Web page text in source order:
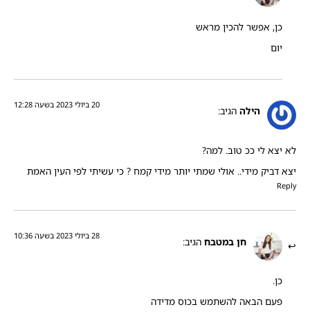
כן, אפשר להכין מראש
יום
הילה הגיב:
20 ביולי 2023 בשעה 12:28
לא יצא לי ככ טוב. למה?
יצא דביק מידי.. אולי שמתי יותר מידי קמח ? כי עשיתי לפי העין האמת
Reply
חן במטבח הגיב:
28 ביולי 2023 בשעה 10:36
כן.
פעם הבאה להשתמש בכוס מדידה